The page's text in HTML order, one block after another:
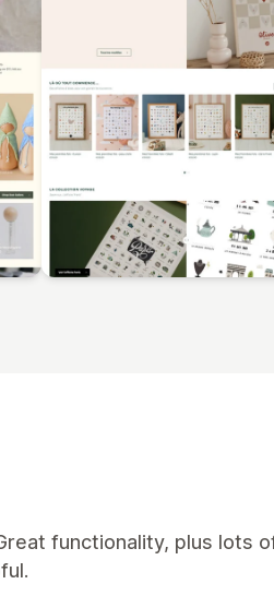
functionality, plus lots